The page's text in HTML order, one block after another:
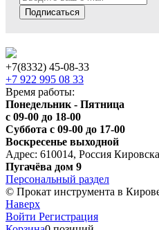
Подписаться
+7(8332) 45-08-33
+7 922 995 08 33
Время работы:
Понедельник - Пятница
с 09-00 до 18-00
Суббота с 09-00 до 17-00
Воскресенье выходной
Адрес: 610014, Россия
Пугачёва дом 9
Персональный раздел
© Прокат инструмента в
Наверх
Войти Регистрация